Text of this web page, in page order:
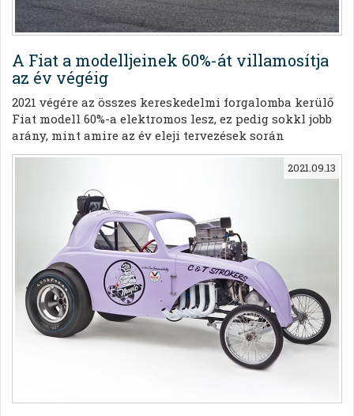
A Fiat a modelljeinek 60%-át villamosítja
az év végéig
2021 végére az összes kereskedelmi forgalomba kerülő
Fiat modell 60%-a elektromos lesz, ez pedig sokkl jobb
arány, mint amire az év eleji tervezések során
számította
2021.09.13